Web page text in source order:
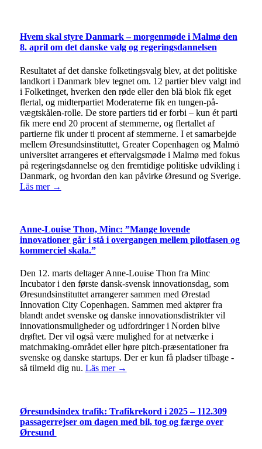
Hvem skal styre Danmark – morgenmøde i Malmø den
8. april om det danske valg og regeringsdannelsen
Resultatet af det danske folketingsvalg blev, at det politiske
landkort i Danmark blev tegnet om. 12 partier blev valgt ind
i Folketinget, hverken den røde eller den blå blok fik eget
flertal, og midterpartiet Moderaterne fik en tungen-på-
vægtskålen-rolle. De store partiers tid er forbi – kun ét parti
fik mere end 20 procent af stemmerne, og flertallet af
partierne fik under ti procent af stemmerne. I et samarbejde
mellem Øresundsinstituttet, Greater Copenhagen og Malmö
universitet arrangeres et eftervalgsmøde i Malmø med fokus
på regeringsdannelse og den fremtidige politiske udvikling i
Danmark, og hvordan den kan påvirke Øresund og Sverige.
Läs mer →
Anne-Louise Thon, Minc: ”Mange lovende
innovationer går i stå i overgangen mellem pilotfasen og
kommerciel skala.”
Den 12. marts deltager Anne-Louise Thon fra Minc
Incubator i den første dansk-svensk innovationsdag, som
Øresundsinstituttet arrangerer sammen med Ørestad
Innovation City Copenhagen. Sammen med aktører fra
blandt andet svenske og danske innovationsdistrikter vil
innovationsmuligheder og udfordringer i Norden blive
drøftet. Der vil også være mulighed for at netværke i
matchmaking-området eller høre pitch-præsentationer fra
svenske og danske startups. Der er kun få pladser tilbage -
så tilmeld dig nu. Läs mer →
Øresundsindex trafik: Trafikrekord i 2025 – 112.309
passagerrejser om dagen med bil, tog og færge over
Øresund